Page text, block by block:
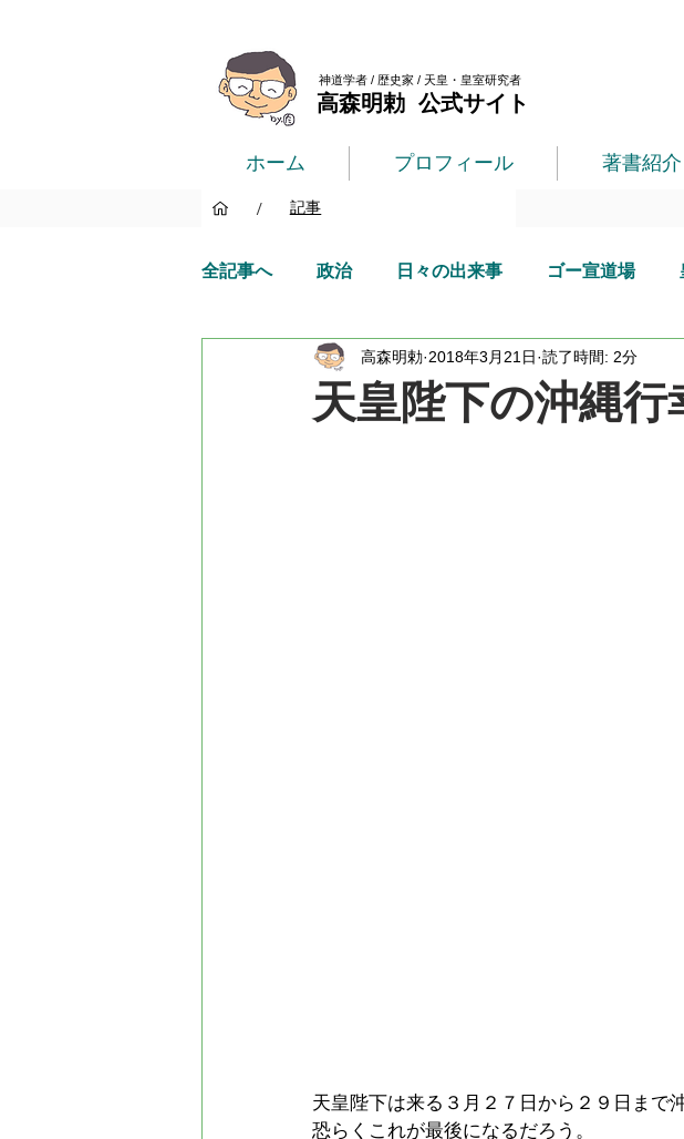
神道学者 / 歴史家 / 天皇・皇室研究者
高森明勅 公式サイト
ホーム プロフィール 著書紹介
/ 記事
全記事へ 政治 日々の出来事 ゴー宣道場
天皇陛下の沖縄行
高森明勅 2018年3月21日 読了時間: 2分
天皇陛下は来る３月２７日から２９日まで
恐らくこれが最後になるだろう。